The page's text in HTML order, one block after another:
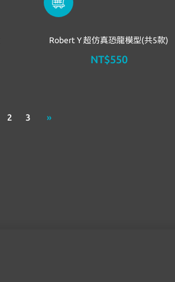
Robert Y 超仿真恐龍模型(共5款)
NT$550
2 3 »